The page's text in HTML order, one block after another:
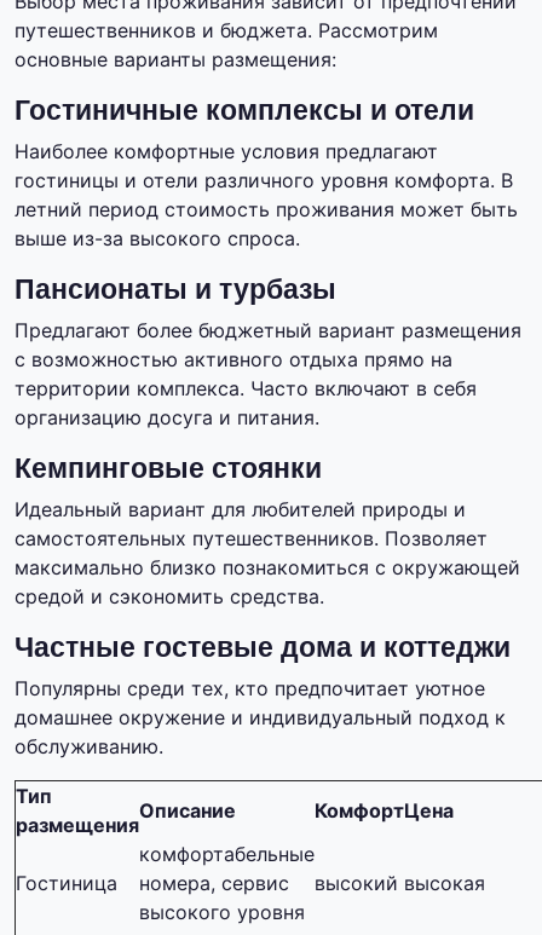
путешественников и бюджета. Рассмотрим
основные варианты размещения:
Гостиничные комплексы и отели
Наиболее комфортные условия предлагают
гостиницы и отели различного уровня комфорта. В
летний период стоимость проживания может быть
выше из-за высокого спроса.
Пансионаты и турбазы
Предлагают более бюджетный вариант размещения
с возможностью активного отдыха прямо на
территории комплекса. Часто включают в себя
организацию досуга и питания.
Кемпинговые стоянки
Идеальный вариант для любителей природы и
самостоятельных путешественников. Позволяет
максимально близко познакомиться с окружающей
средой и сэкономить средства.
Частные гостевые дома и коттеджи
Популярны среди тех, кто предпочитает уютное
домашнее окружение и индивидуальный подход к
обслуживанию.
Тип
размещения
Описание КомфортЦена
Гостиница
комфортабельные
номера, сервис
высокого уровня
высокий высокая